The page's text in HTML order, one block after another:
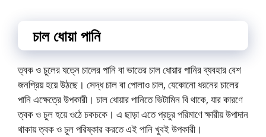
চাল ধোয়া পানি
ত্বক ও চুলের যত্নে চালের পানি বা ভাতের চাল ধোয়ার পানির ব্যবহার বেশ
জনপ্রিয় হয়ে উঠছে। সেদ্ধ চাল বা পোলাও চাল, যেকোনো ধরনের চালের
পানি এক্ষেত্রে উপকারী। চাল ধোয়ার পানিতে ভিটামিন বি থাকে, যার কারণে
ত্বক ও চুল হয়ে ওঠে চকচকে। এ ছাড়া এতে প্রচুর পরিমাণে ক্ষারীয় উপাদান
থাকায় ত্বক ও চুল পরিষ্কার করতে এই পানি খুবই উপকারী।